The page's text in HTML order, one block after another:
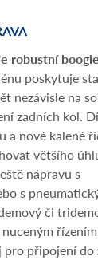
robustní
poskytuje
nezávisle na
zadních kol.
a nové kalené
většího
nápravu s
s
či
připojení do